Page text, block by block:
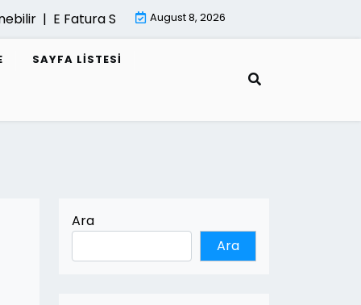
|E Fatura Sisteminde Performans Sorunlari |
August 8, 2026
SAYFA LISTESI
Ara
Ara